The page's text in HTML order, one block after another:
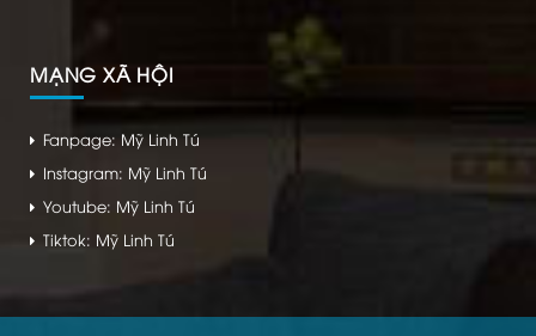
MẠNG XÃ HỘI
Fanpage: Mỹ Linh Tú
Instagram: Mỹ Linh Tú
Youtube: Mỹ Linh Tú
Tiktok: Mỹ Linh Tú